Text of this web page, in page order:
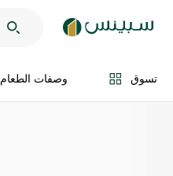
تسوق وصفات الطعام
اضف الى السلة